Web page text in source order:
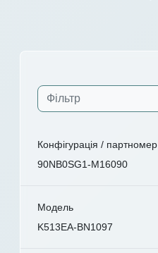
Конфігурація / партномер
90NB0SG1-M16090
Модель
K513EA-BN1097